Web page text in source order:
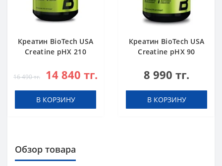
Креатин BioTech USA
Creatine pHX 210
16 490 тг. 14 840 тг.
В КОРЗИНУ
Креатин BioTech USA
Creatine pHX 90
8 990 тг.
В КОРЗИНУ
Обзор товара